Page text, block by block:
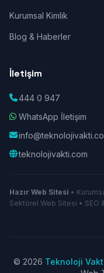
Kurumsal Kimlik
Blog & Haberler
İletişim
444 0 947
WhatsApp İletişim
teknolojivakti.com
Hazır Web Sitesi •
Sektörel Web Sitesi • SEO
© 2026 Teknoloji